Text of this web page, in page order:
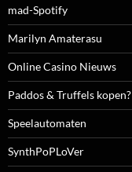
mad-Spotify
Marilyn Amaterasu
Online Casino Nieuws
Paddos & Truffels kopen?
Speelautomaten
SynthPoPLoVer